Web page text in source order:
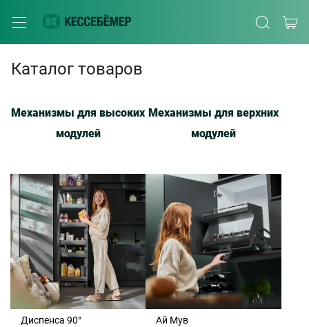
Каталог товаров
Механизмы для высоких
модулей
Диспенса 90°
Механизмы для верхних
модулей
Ай Мув